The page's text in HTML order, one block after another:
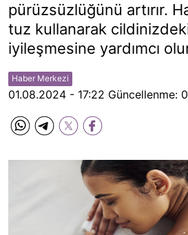
pürüzsüzlüğünü artırır.
tuz kullanarak
iyileşmesine yardımcı
Haber Merkezi
01.08.2024 - 17:22 Güncellenme: